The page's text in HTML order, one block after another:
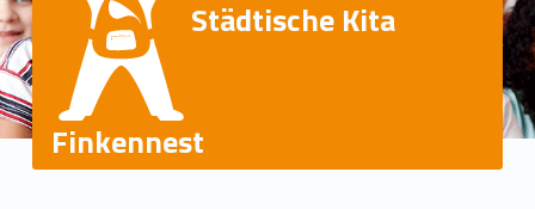
Städtische Kita
Finkennest